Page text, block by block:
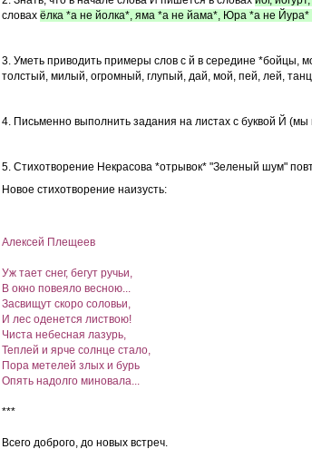
словах ёлка *а не йолка*, яма *а не йама*, Юра *а не Йура*
3. Уметь приводить примеры слов с й в середине *бойцы,
толстый, милый, огромный, глупый, дай, мой, пей, лей,
4. Письменно выполнить задания на листах с буквой Й
5. Стихотворение Некрасова *отрывок* "Зеленый шум"
Новое стихотворение наизусть:
Алексей Плещеев
Уж тает снег, бегут ручьи,
В окно повеяло весною...
Засвищут скоро соловьи,
И лес оденется листвою!
Чиста небесная лазурь,
Теплей и ярче солнце стало,
Пора метелей злых и бурь
Опять надолго миновала...
***
Всего доброго, до новых встреч.